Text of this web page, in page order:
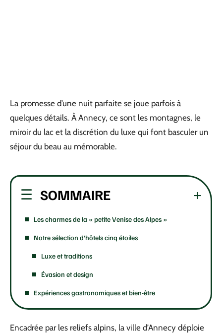
La promesse d’une nuit parfaite se joue parfois à
quelques détails. À Annecy, ce sont les montagnes, le
miroir du lac et la discrétion du luxe qui font basculer un
séjour du beau au mémorable.
SOMMAIRE
Les charmes de la « petite Venise des Alpes »
Notre sélection d’hôtels cinq étoiles
Luxe et traditions
Évasion et design
Expériences gastronomiques et bien-être
Encadrée par les reliefs alpins, la ville d’Annecy déploie